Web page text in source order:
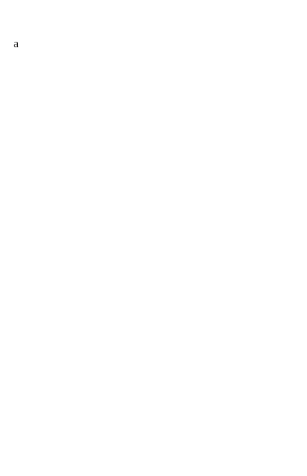
a